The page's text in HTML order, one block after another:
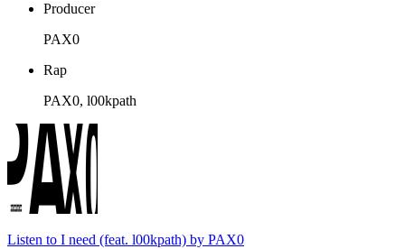
Producer
PAX0
Rap
PAX0, l00kpath
Listen to I need (feat. l00kpath) by PAX0